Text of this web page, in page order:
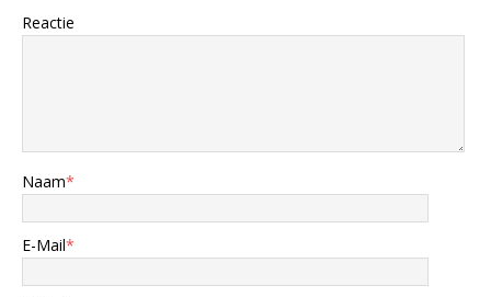
Reactie
Naam*
E-Mail*